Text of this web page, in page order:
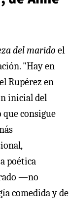
del marido el
"Hay en
Rupérez en
inicial del
consigue
poética
—no
comedida y de